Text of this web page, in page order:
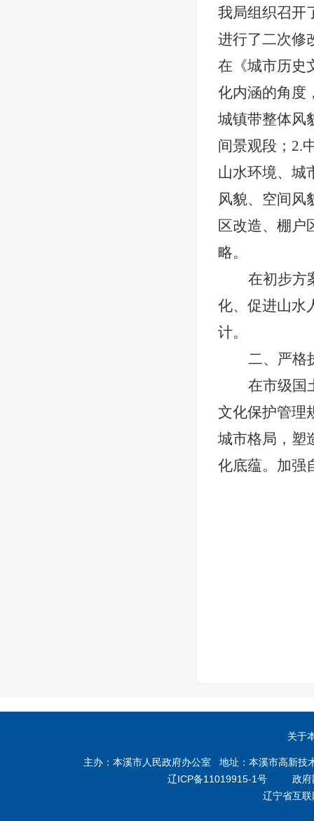
我局组织召开
进行了二次修
在《城市历史
化内涵的角度
城镇带整体风
间景观段 ； 2.
山水环境、城
风貌、空间风
区改造、棚户
略。
在初步方
化、促进山水
计。
二、 严格
在市级国
文化保护管理
城市格局，塑
化底蕴。加强
关于
主办：本溪市人民政府办公室 地址：本溪市高新
辽ICP备11019915-1号 政府
辽宁省互